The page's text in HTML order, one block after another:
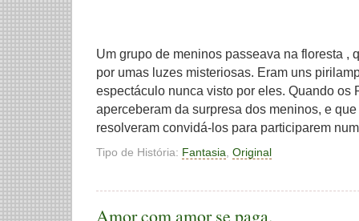
Um grupo de meninos passeava na floresta ,
por umas luzes misteriosas. Eram uns
espectáculo nunca visto por eles. Quando os
aperceberam da surpresa dos meninos, e
resolveram convidá-los para participarem
Tipo de História: Fantasia, Original
Amor com amor se paga.